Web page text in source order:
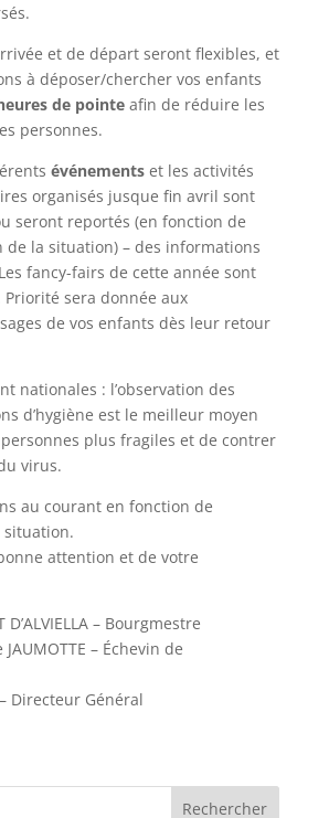
et de départ seront flexibles, et
à déposer/chercher vos enfants
de pointeafin de réduire les
personnes.
événementset les activités
organisés jusque fin avril sont
seront reportés (en fonction de
de la situation) – des informations
fancy-fairs de cette année sont
Priorité sera donnée aux
de vos enfants dès leur retour
nationales : l’observation des
d’hygiène est le meilleur moyen
plus fragiles et de contrer
virus.
au courant en fonction de
situation.
attention et de votre
D’ALVIELLA – Bourgmestre
– Échevin de
Directeur Général